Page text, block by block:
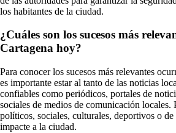
los habitantes de la ciudad.
¿Cuáles son los sucesos más
Cartagena hoy?
Para conocer los sucesos más relevantes
es importante estar al tanto de las noticias
confiables como periódicos, portales de
sociales de medios de comunicación locales.
políticos, sociales, culturales, deportivos o
impacte a la ciudad.